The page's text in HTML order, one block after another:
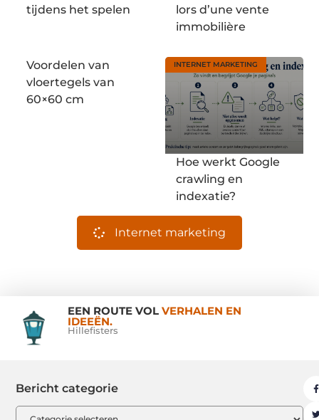
tijdens het spelen
lors d’une vente
immobilière
Voordelen van
vloertegels van
60×60 cm
INTERNET MARKETING
Hoe werkt Google
crawling en
indexatie?
Internet marketing
EEN ROUTE VOL VERHALEN EN
IDEEËN.
Hillefisters
Bericht categorie